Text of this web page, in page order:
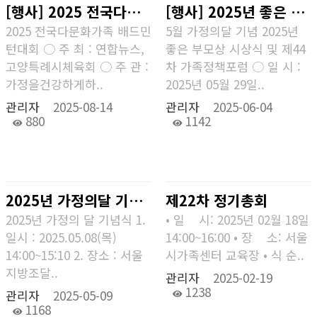
[행사] 2025 전국다문화가족 배드민턴대회
2025 전국다문화가족 배드민
턴대회 ○ 주 최 : 연합뉴스,
고양특례시체육회 ○ 주 관 :
가정을건강하게하..
관리자
2025-08-14
880
[행사] 2025년 좋은 부모상 시상식 및 제44차 가족정책포럼
5월 가정의달 기념 2025년
좋은 부모상 시상식 및 제44
차 가족정책포럼 ○ 일 시 :
2025년 05월 29일..
관리자
2025-06-04
1142
2025년 가정의달 기념식 『 가족, 함께하는 행복 』
2025년 가정의 달 기념식 1.
일시 : 2025.05.08(목)
14:00~15:10 2. 장소 : 서울
지방조달..
관리자
2025-05-09
1168
제22차 정기총회
• 일 시: 2025년 02월 18일
14:00~16:00 • 장 소: 서울
시가족센터 교육장 • 식 순..
관리자
2025-02-19
1238